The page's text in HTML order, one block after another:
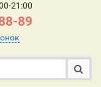
21:00
89